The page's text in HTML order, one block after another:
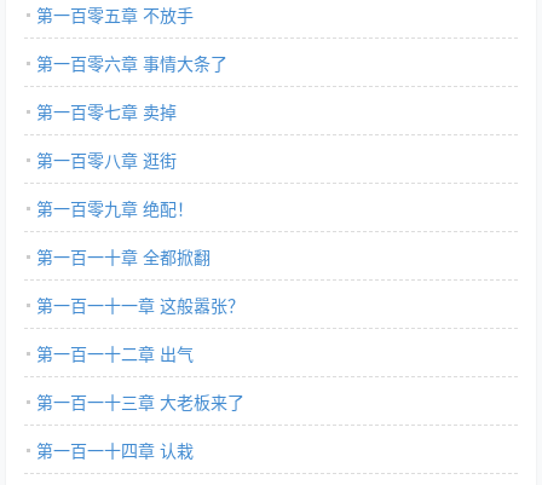
第一百零五章 不放手
第一百零六章 事情大条了
第一百零七章 卖掉
第一百零八章 逛街
第一百零九章 绝配！
第一百一十章 全都掀翻
第一百一十一章 这般嚣张？
第一百一十二章 出气
第一百一十三章 大老板来了
第一百一十四章 认栽